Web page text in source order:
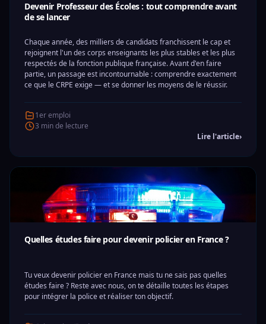
Devenir Professeur des Écoles : tout comprendre avant
de se lancer
Chaque année, des milliers de candidats franchissent le cap et
rejoignent l'un des corps enseignants les plus stables et les plus
respectés de la fonction publique française. Avant d'en faire
partie, un passage est incontournable : comprendre exactement
ce que le CRPE exige — et se donner les moyens de le réussir.
1er emploi
3 min de lecture
Lire l'article›
Quelles études faire pour devenir policier en France ?
Tu veux devenir policier en France mais tu ne sais pas quelles
études faire ? Reste avec nous, on te détaille toutes les étapes
pour intégrer la police et réaliser ton objectif.